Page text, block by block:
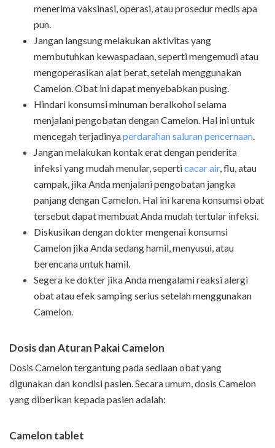
menerima vaksinasi, operasi, atau prosedur medis apa
pun.
Jangan langsung melakukan aktivitas yang
membutuhkan kewaspadaan, seperti mengemudi atau
mengoperasikan alat berat, setelah menggunakan
Camelon. Obat ini dapat menyebabkan pusing.
Hindari konsumsi minuman beralkohol selama
menjalani pengobatan dengan Camelon. Hal ini untuk
mencegah terjadinyaperdarahan saluran pencernaan
Jangan melakukan kontak erat dengan penderita
infeksi yang mudah menular, seperticacar air, flu, atau
campak, jika Anda menjalani pengobatan jangka
panjang denganCamelon . Hal ini karena konsumsi obat
tersebut dapat membuat Anda mudah tertular infeksi.
Diskusikan dengan dokter mengenai konsumsi
Camelon jika Anda sedang hamil, menyusui, atau
berencana untuk hamil.
Segera ke dokter jika Anda mengalami reaksi alergi
obat atau efek samping serius setelah menggunakan
Camelon.
Dosis dan Aturan PakaiCamelon
Dosis Camelontergantung pada sediaan obat yang
digunakan dan kondisi pasien. Secara umum, dosis Camelon
yang diberikan kepada pasien adalah:
Camelon tablet